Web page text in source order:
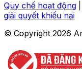
Quy chế hoạt động
giải quyết khiếu nại
© Copyright 2026